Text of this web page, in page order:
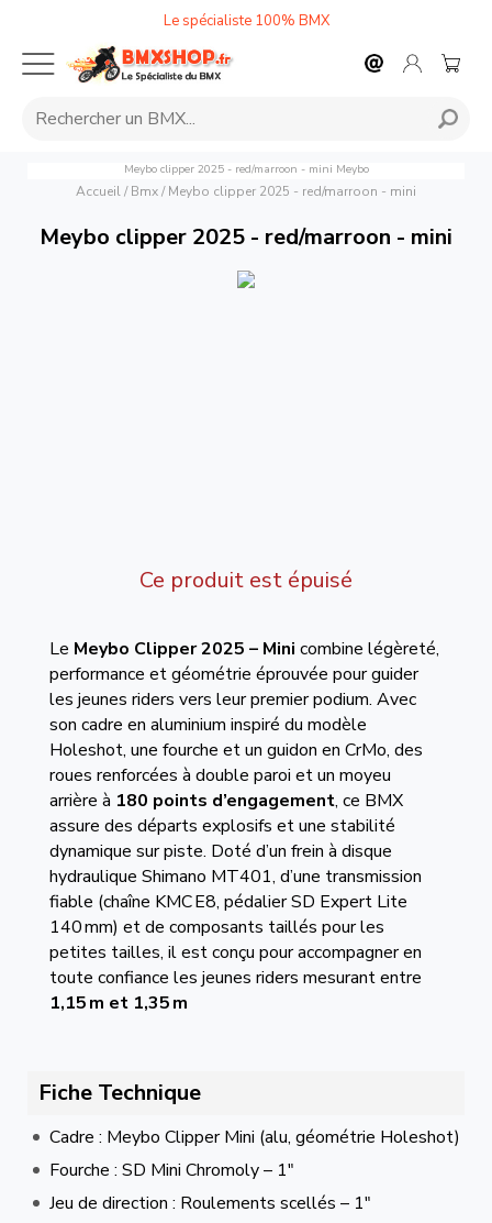
Le spécialiste 100% BMX
Meybo clipper 2025 - red/marroon - mini Meybo
Accueil/ Bmx/ Meybo clipper 2025 - red/marroon - mini
Meybo clipper 2025 - red/marroon - mini
Ce produit est épuisé
Le Meybo Clipper 2025 – Mini combine légèreté,
performance et géométrie éprouvée pour guider
les jeunes riders vers leur premier podium. Avec
son cadre en aluminium inspiré du modèle
Holeshot, une fourche et un guidon en CrMo, des
roues renforcées à double paroi et un moyeu
arrière à 180 points d’engagement, ce BMX
assure des départs explosifs et une stabilité
dynamique sur piste. Doté d’un frein à disque
hydraulique Shimano MT401, d’une transmission
fiable (chaîne KMC E8, pédalier SD Expert Lite
140 mm) et de composants taillés pour les
petites tailles, il est conçu pour accompagner en
toute confiance les jeunes riders mesurant entre
1,15 m et 1,35 m
Fiche Technique
Cadre : Meybo Clipper Mini (alu, géométrie Holeshot)
Fourche : SD Mini Chromoly – 1″
Jeu de direction : Roulements scellés – 1″